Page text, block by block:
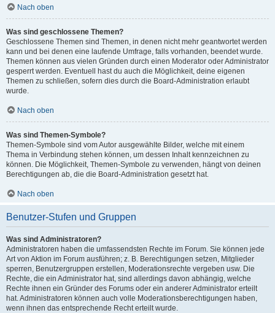
Nach oben
Was sind geschlossene Themen?
Geschlossene Themen sind Themen, in denen nicht mehr geantwortet werden
kann und bei denen eine laufende Umfrage, falls vorhanden, beendet wurde.
Themen können aus vielen Gründen durch einen Moderator oder Administrator
gesperrt werden. Eventuell hast du auch die Möglichkeit, deine eigenen
Themen zu schließen, sofern dies durch die Board-Administration erlaubt
wurde.
Nach oben
Was sind Themen-Symbole?
Themen-Symbole sind vom Autor ausgewählte Bilder, welche mit einem
Thema in Verbindung stehen können, um dessen Inhalt kennzeichnen zu
können. Die Möglichkeit, Themen-Symbole zu verwenden, hängt von deinen
Berechtigungen ab, die die Board-Administration gesetzt hat.
Nach oben
Benutzer-Stufen und Gruppen
Was sind Administratoren?
Administratoren haben die umfassendsten Rechte im Forum. Sie können jede
Art von Aktion im Forum ausführen; z. B. Berechtigungen setzen, Mitglieder
sperren, Benutzergruppen erstellen, Moderationsrechte vergeben usw. Die
Rechte, die ein Administrator hat, sind allerdings davon abhängig, welche
Rechte ihnen ein Gründer des Forums oder ein anderer Administrator erteilt
hat. Administratoren können auch volle Moderationsberechtigungen haben,
wenn ihnen das entsprechende Recht erteilt wurde.